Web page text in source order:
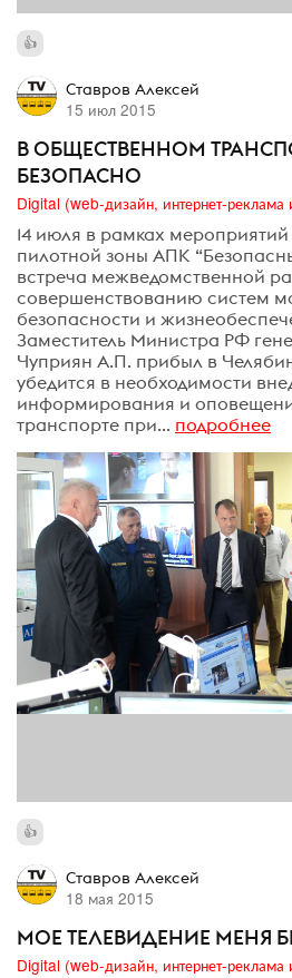
Ставров Алексей
15 июл 2015
В ОБЩЕСТВЕННОМ
БЕЗОПАСНО
14 июля в рамках
пилотной зоны АПК
встреча межведомственной
совершенствованию систем
безопасности и
Заместитель Министра РФ
Чуприян А.П. прибыл в
убедится в необходимости
информирования и
транспорте при... подробнее
Ставров Алексей
18 мая 2015
МОЕ ТЕЛЕВИДЕНИЕ МЕНЯ